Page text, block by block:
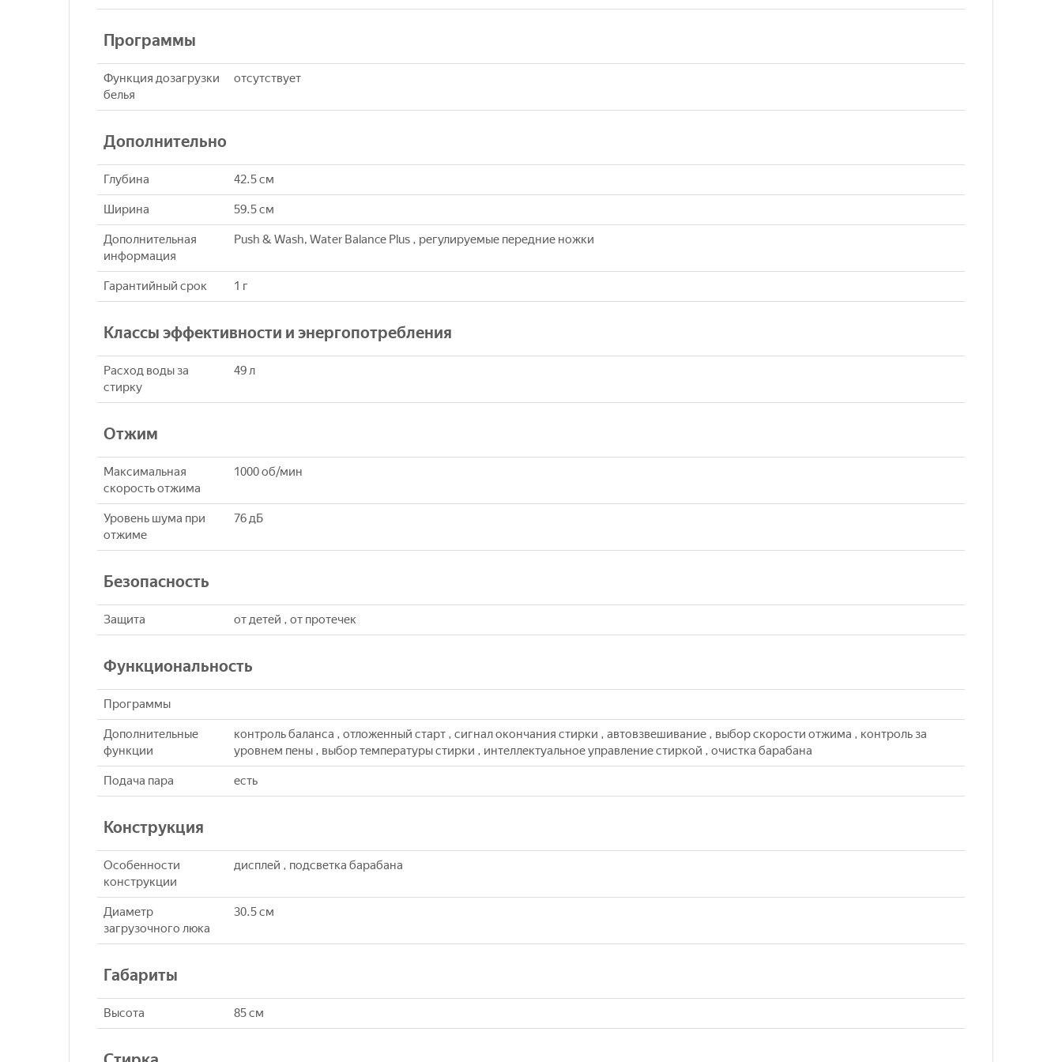
Программы
Функция дозагрузки
белья
отсутствует
Дополнительно
Глубина 42.5 см
Ширина 59.5 см
Дополнительная
информация
Push & Wash, Water Balance Plus , регулируемые передние ножки
Гарантийный срок 1 г
Классы эффективности и энергопотребления
Расход воды за
стирку
49 л
Отжим
Максимальная
скорость отжима
1000 об/мин
Уровень шума при
отжиме
76 дБ
Безопасность
Защита от детей , от протечек
Функциональность
Программы
Дополнительные
функции
контроль баланса , отложенный старт , сигнал окончания стирки , автовзвешивание , выбор скорости отжима , контроль за
уровнем пены , выбор температуры стирки , интеллектуальное управление стиркой , очистка барабана
Подача пара eсть
Конструкция
Особенности
конструкции
дисплей , подсветка барабана
Диаметр
загрузочного люка
30.5 см
Габариты
Высота 85 см